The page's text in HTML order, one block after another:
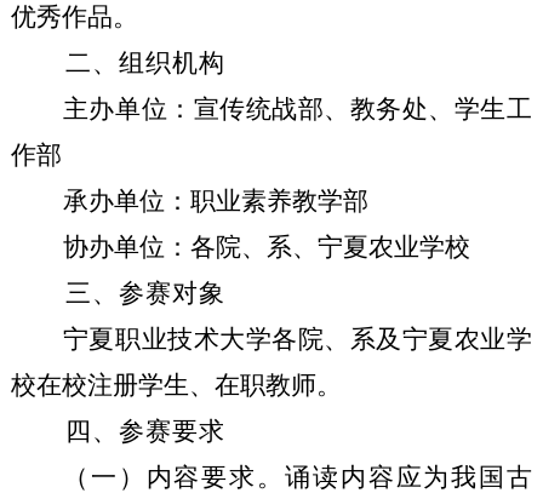
优秀作品。
二、组织机构
主办单位：宣传统战部、教务处、学生工
作部
承办单位：职业素养教学部
协办单位：各院、系、宁夏农业学校
三、参赛对象
宁夏职业技术大学各院、系及宁夏农业学
校在校注册学生、在职教师。
四、参赛要求
（一）内容要求。诵读内容应为我国古